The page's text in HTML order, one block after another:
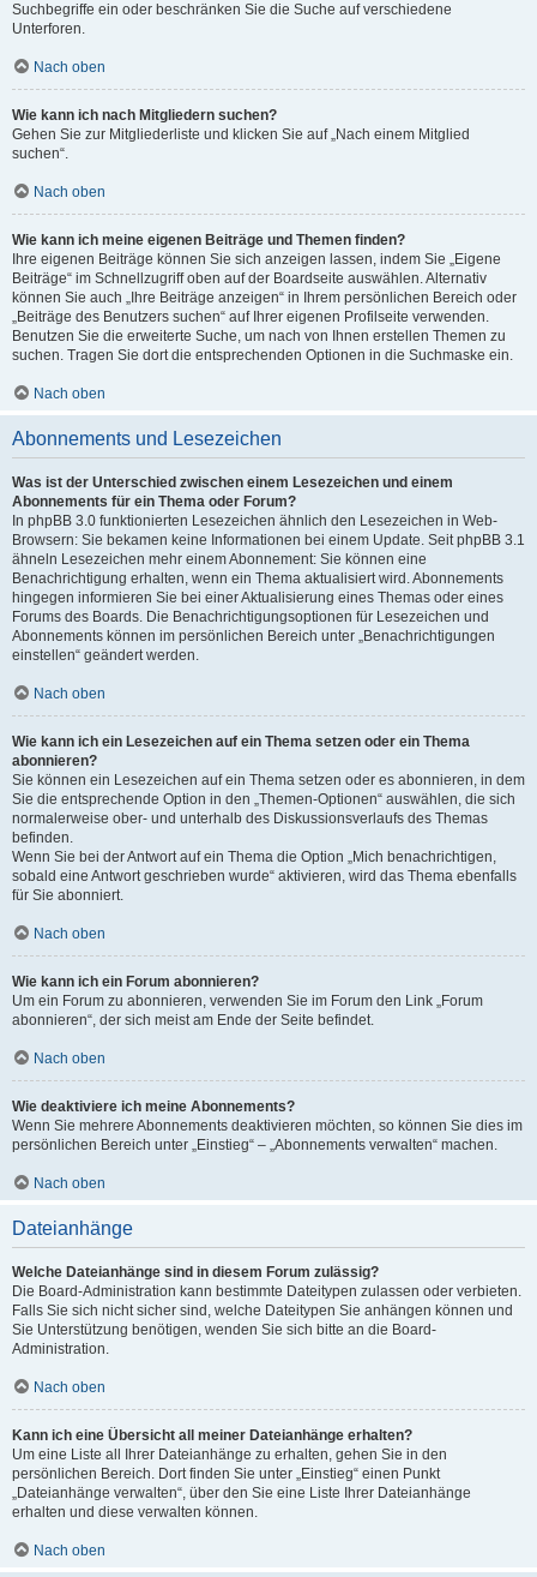
Suchbegriffe ein oder beschränken Sie die Suche auf verschiedene
Unterforen.
Nach oben
Wie kann ich nach Mitgliedern suchen?
Gehen Sie zur Mitgliederliste und klicken Sie auf „Nach einem Mitglied
suchen“.
Nach oben
Wie kann ich meine eigenen Beiträge und Themen finden?
Ihre eigenen Beiträge können Sie sich anzeigen lassen, indem Sie „Eigene
Beiträge“ im Schnellzugriff oben auf der Boardseite auswählen. Alternativ
können Sie auch „Ihre Beiträge anzeigen“ in Ihrem persönlichen Bereich oder
„Beiträge des Benutzers suchen“ auf Ihrer eigenen Profilseite verwenden.
Benutzen Sie die erweiterte Suche, um nach von Ihnen erstellen Themen zu
suchen. Tragen Sie dort die entsprechenden Optionen in die Suchmaske ein.
Nach oben
Abonnements und Lesezeichen
Was ist der Unterschied zwischen einem Lesezeichen und einem
Abonnements für ein Thema oder Forum?
In phpBB 3.0 funktionierten Lesezeichen ähnlich den Lesezeichen in Web-
Browsern: Sie bekamen keine Informationen bei einem Update. Seit phpBB 3.1
ähneln Lesezeichen mehr einem Abonnement: Sie können eine
Benachrichtigung erhalten, wenn ein Thema aktualisiert wird. Abonnements
hingegen informieren Sie bei einer Aktualisierung eines Themas oder eines
Forums des Boards. Die Benachrichtigungsoptionen für Lesezeichen und
Abonnements können im persönlichen Bereich unter „Benachrichtigungen
einstellen“ geändert werden.
Nach oben
Wie kann ich ein Lesezeichen auf ein Thema setzen oder ein Thema
abonnieren?
Sie können ein Lesezeichen auf ein Thema setzen oder es abonnieren, in dem
Sie die entsprechende Option in den „Themen-Optionen“ auswählen, die sich
normalerweise ober- und unterhalb des Diskussionsverlaufs des Themas
befinden.
Wenn Sie bei der Antwort auf ein Thema die Option „Mich benachrichtigen,
sobald eine Antwort geschrieben wurde“ aktivieren, wird das Thema ebenfalls
für Sie abonniert.
Nach oben
Wie kann ich ein Forum abonnieren?
Um ein Forum zu abonnieren, verwenden Sie im Forum den Link „Forum
abonnieren“, der sich meist am Ende der Seite befindet.
Nach oben
Wie deaktiviere ich meine Abonnements?
Wenn Sie mehrere Abonnements deaktivieren möchten, so können Sie dies im
persönlichen Bereich unter „Einstieg“ – „Abonnements verwalten“ machen.
Nach oben
Dateianhänge
Welche Dateianhänge sind in diesem Forum zulässig?
Die Board-Administration kann bestimmte Dateitypen zulassen oder verbieten.
Falls Sie sich nicht sicher sind, welche Dateitypen Sie anhängen können und
Sie Unterstützung benötigen, wenden Sie sich bitte an die Board-
Administration.
Nach oben
Kann ich eine Übersicht all meiner Dateianhänge erhalten?
Um eine Liste all Ihrer Dateianhänge zu erhalten, gehen Sie in den
persönlichen Bereich. Dort finden Sie unter „Einstieg“ einen Punkt
„Dateianhänge verwalten“, über den Sie eine Liste Ihrer Dateianhänge
erhalten und diese verwalten können.
Nach oben